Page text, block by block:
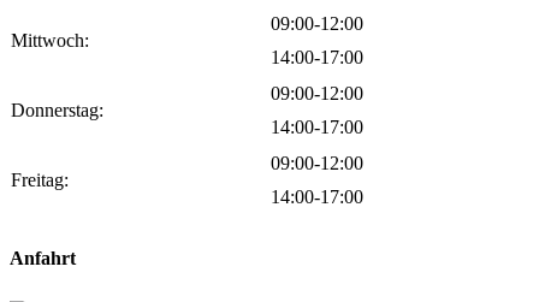
Mittwoch:
09:00-12:00
14:00-17:00
Donnerstag:
09:00-12:00
14:00-17:00
Freitag:
09:00-12:00
14:00-17:00
Anfahrt